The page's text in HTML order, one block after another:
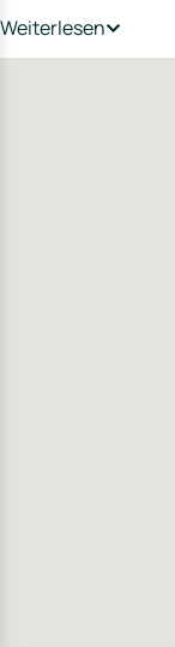
Banken. Familien
Busverbindungen
Weiterlesen